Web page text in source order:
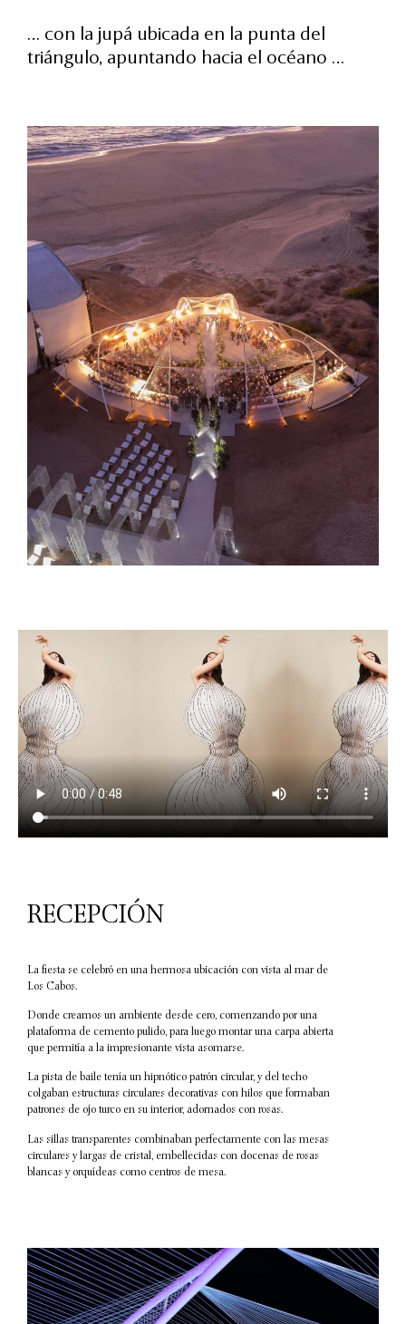
… con la jupá ubicada en la punta del
triángulo, apuntando hacia el océano …
RECEPCIÓN
La fiesta se celebró en una hermosa ubicación con vista al mar de
Los Cabos.
Donde creamos un ambiente desde cero, comenzando por una
plataforma de cemento pulido, para luego montar una carpa abierta
que permitía a la impresionante vista asomarse.
La pista de baile tenía un hipnótico patrón circular, y del techo
colgaban estructuras circulares decorativas con hilos que formaban
patrones de ojo turco en su interior, adornados con rosas.
Las sillas transparentes combinaban perfectamente con las mesas
circulares y largas de cristal, embellecidas con docenas de rosas
blancas y orquídeas como centros de mesa.